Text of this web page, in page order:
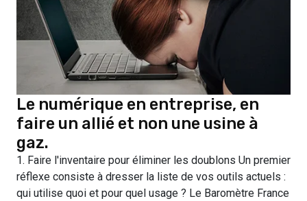
Le numérique en entreprise, en
faire un allié et non une usine à
gaz.
1. Faire l'inventaire pour éliminer les doublons Un premier
réflexe consiste à dresser la liste de vos outils actuels :
qui utilise quoi et pour quel usage ? Le Baromètre France